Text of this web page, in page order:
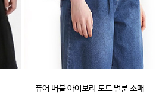
퓨어 버블 아이보리 도트 벌룬 소매